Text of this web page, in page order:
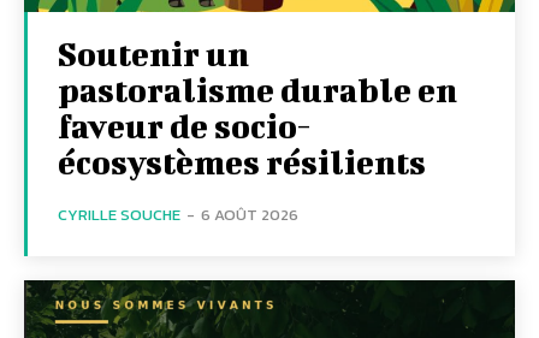
Soutenir un
pastoralisme durable en
faveur de socio-
écosystèmes résilients
CYRILLE SOUCHE - 6 AOÛT 2026